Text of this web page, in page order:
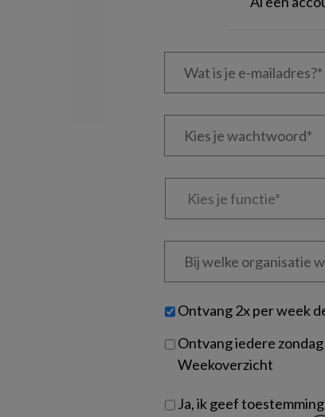
Wat
Kies
Kies
Bij
welke
je?
Untitled
Ontvang 2x per week
Ontvang iedere
Weekoverzicht
Ja, ik geef